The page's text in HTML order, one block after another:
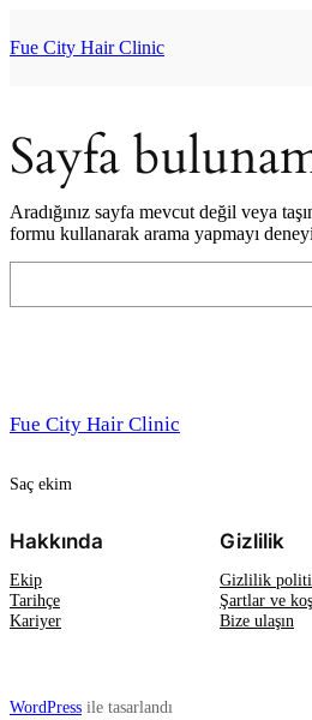
geç
Fue City Hair Clinic
Sayfa
Aradığınız sayfa mevcut değil veya
formu kullanarak arama yapmayı
Fue City Hair Clinic
Saç ekim
Hakkında
Ekip
Tarihçe
Kariyer
Gizlilik
Gizlilik
Şartlar ve
Bize ulaşın
WordPress ile tasarlandı